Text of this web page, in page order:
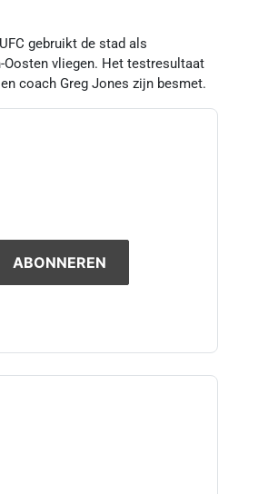
gebruikt de stad als
vliegen. Het testresultaat
coach Greg Jones zijn besmet.